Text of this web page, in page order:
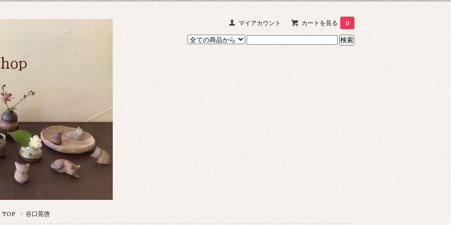
マイアカウント カートを見る 0
TOP > 谷口晃啓